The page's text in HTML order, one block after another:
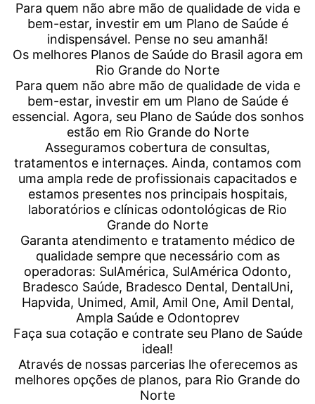
Para quem não abre mão de qualidade de vida e
bem-estar, investir em um Plano de Saúde é
indispensável. Pense no seu amanhã!
Os melhores Planos de Saúde do Brasil agora em
Rio Grande do Norte
Para quem não abre mão de qualidade de vida e
bem-estar, investir em um Plano de Saúde é
essencial. Agora, seu Plano de Saúde dos sonhos
estão em Rio Grande do Norte
Asseguramos cobertura de consultas,
tratamentos e internaçes. Ainda, contamos com
uma ampla rede de profissionais capacitados e
estamos presentes nos principais hospitais,
laboratórios e clínicas odontológicas de Rio
Grande do Norte
Garanta atendimento e tratamento médico de
qualidade sempre que necessário com as
operadoras: SulAmérica, SulAmérica Odonto,
Bradesco Saúde, Bradesco Dental, DentalUni,
Hapvida, Unimed, Amil, Amil One, Amil Dental,
Ampla Saúde e Odontoprev
Faça sua cotação e contrate seu Plano de Saúde
ideal!
Através de nossas parcerias lhe oferecemos as
melhores opções de planos, para Rio Grande do
Norte